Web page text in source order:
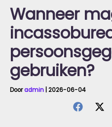
Wanneer
gebruiken?
Dooradmin 2026-06-04